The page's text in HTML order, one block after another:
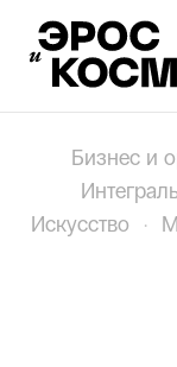
Бизнес и
Искусство
·